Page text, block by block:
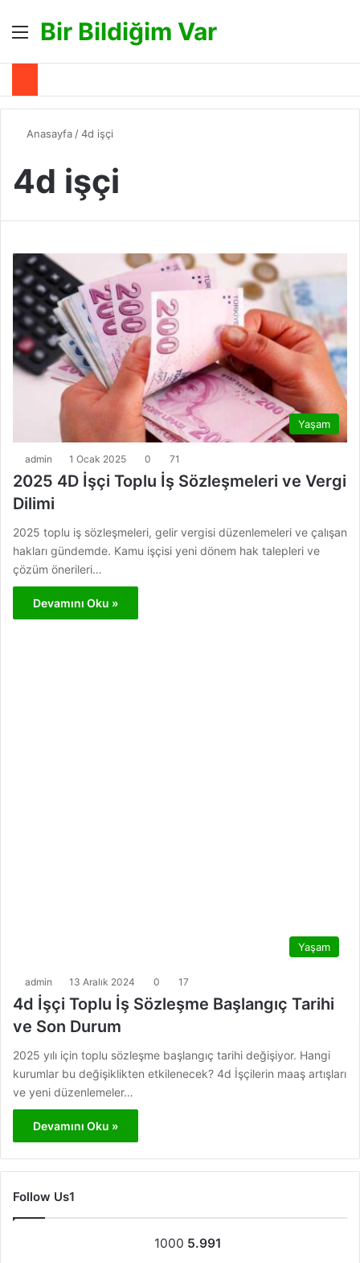
Menü
Bir Bildiğim Var
Anasayfa /4d işçi
4d işçi
Yaşam
admin 1 Ocak 2025 0 71
2025 4D İşçi Toplu İş Sözleşmeleri ve Vergi
Dilimi
2025 toplu iş sözleşmeleri, gelir vergisi düzenlemeleri ve çalışan
hakları gündemde. Kamu işçisi yeni dönem hak talepleri ve
çözüm önerileri…
Devamını Oku »
Yaşam
admin 13 Aralık 2024 0 17
4d İşçi Toplu İş Sözleşme Başlangıç Tarihi
ve Son Durum
2025 yılı için toplu sözleşme başlangıç tarihi değişiyor. Hangi
kurumlar bu değişiklikten etkilenecek? 4d İşçilerin maaş artışları
ve yeni düzenlemeler…
Devamını Oku »
Follow Us1
1000 5.991